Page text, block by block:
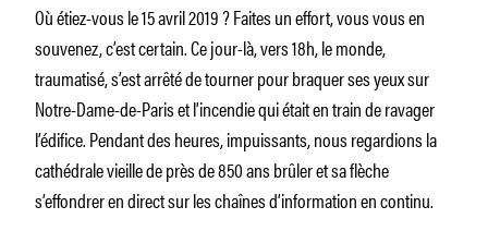
Où étiez-vous le 15 avril 2019 ? Faites un effort, vous vous en
souvenez, c’est certain. Ce jour-là, vers 18h, le monde,
traumatisé, s’est arrêté de tourner pour braquer ses yeux sur
Notre-Dame-de-Paris et l’incendie qui était en train de ravager
l’édifice. Pendant des heures, impuissants, nous regardions la
cathédrale vieille de près de 850 ans brûler et sa flèche
s’effondrer en direct sur les chaînes d’information en continu.